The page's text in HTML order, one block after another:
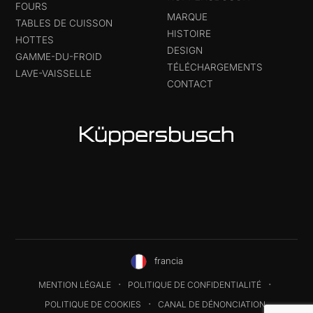
FOURS
TABLES DE CUISSON
HOTTES
GAMME-DU-FROID
LAVE-VAISSELLE
MARQUE
HISTOIRE
DESIGN
TÉLÉCHARGEMENTS
CONTACT
francia
MENTION LÉGALE
POLITIQUE DE CONFIDENTIALITÉ
POLITIQUE DE COOKIES
CANAL DE DÉNONCIATION